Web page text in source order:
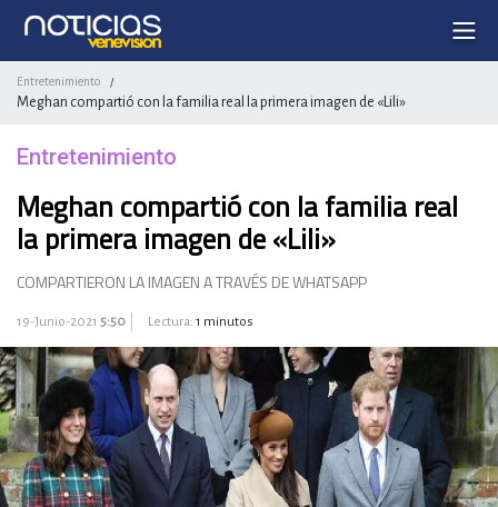
Entretenimiento /
Meghan compartió con la familia real la primera imagen de «Lili»
Entretenimiento
Meghan compartió con la familia real
la primera imagen de «Lili»
COMPARTIERON LA IMAGEN A TRAVÉS DE WHATSAPP
19-Junio-2021 5:50 Lectura: 1 minutos